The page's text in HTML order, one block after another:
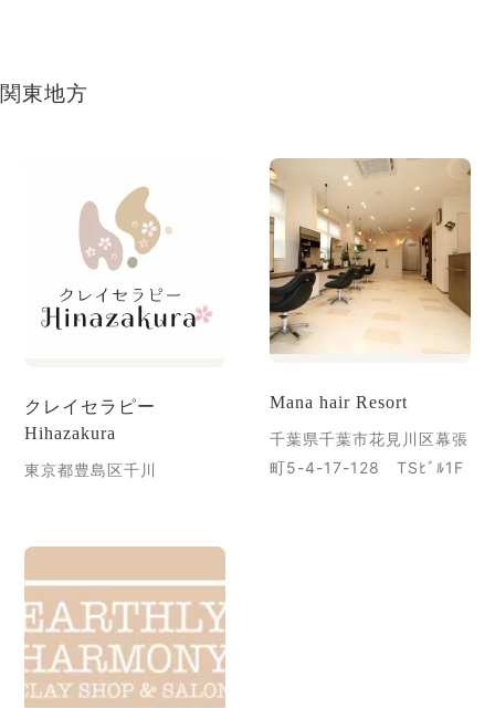
関東地方
クレイセラピー
Hihazakura
東京都豊島区千川
Mana hair Resort
千葉県千葉市花見川区幕張
町5-4-17-128 TSﾋﾞﾙ1F